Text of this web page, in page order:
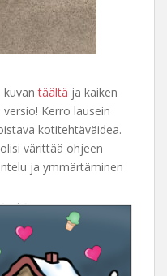
kuvantäältä ja kaiken
Kerro lausein
kotitehtäväidea.
värittää ohjeen
ja ymmärtäminen